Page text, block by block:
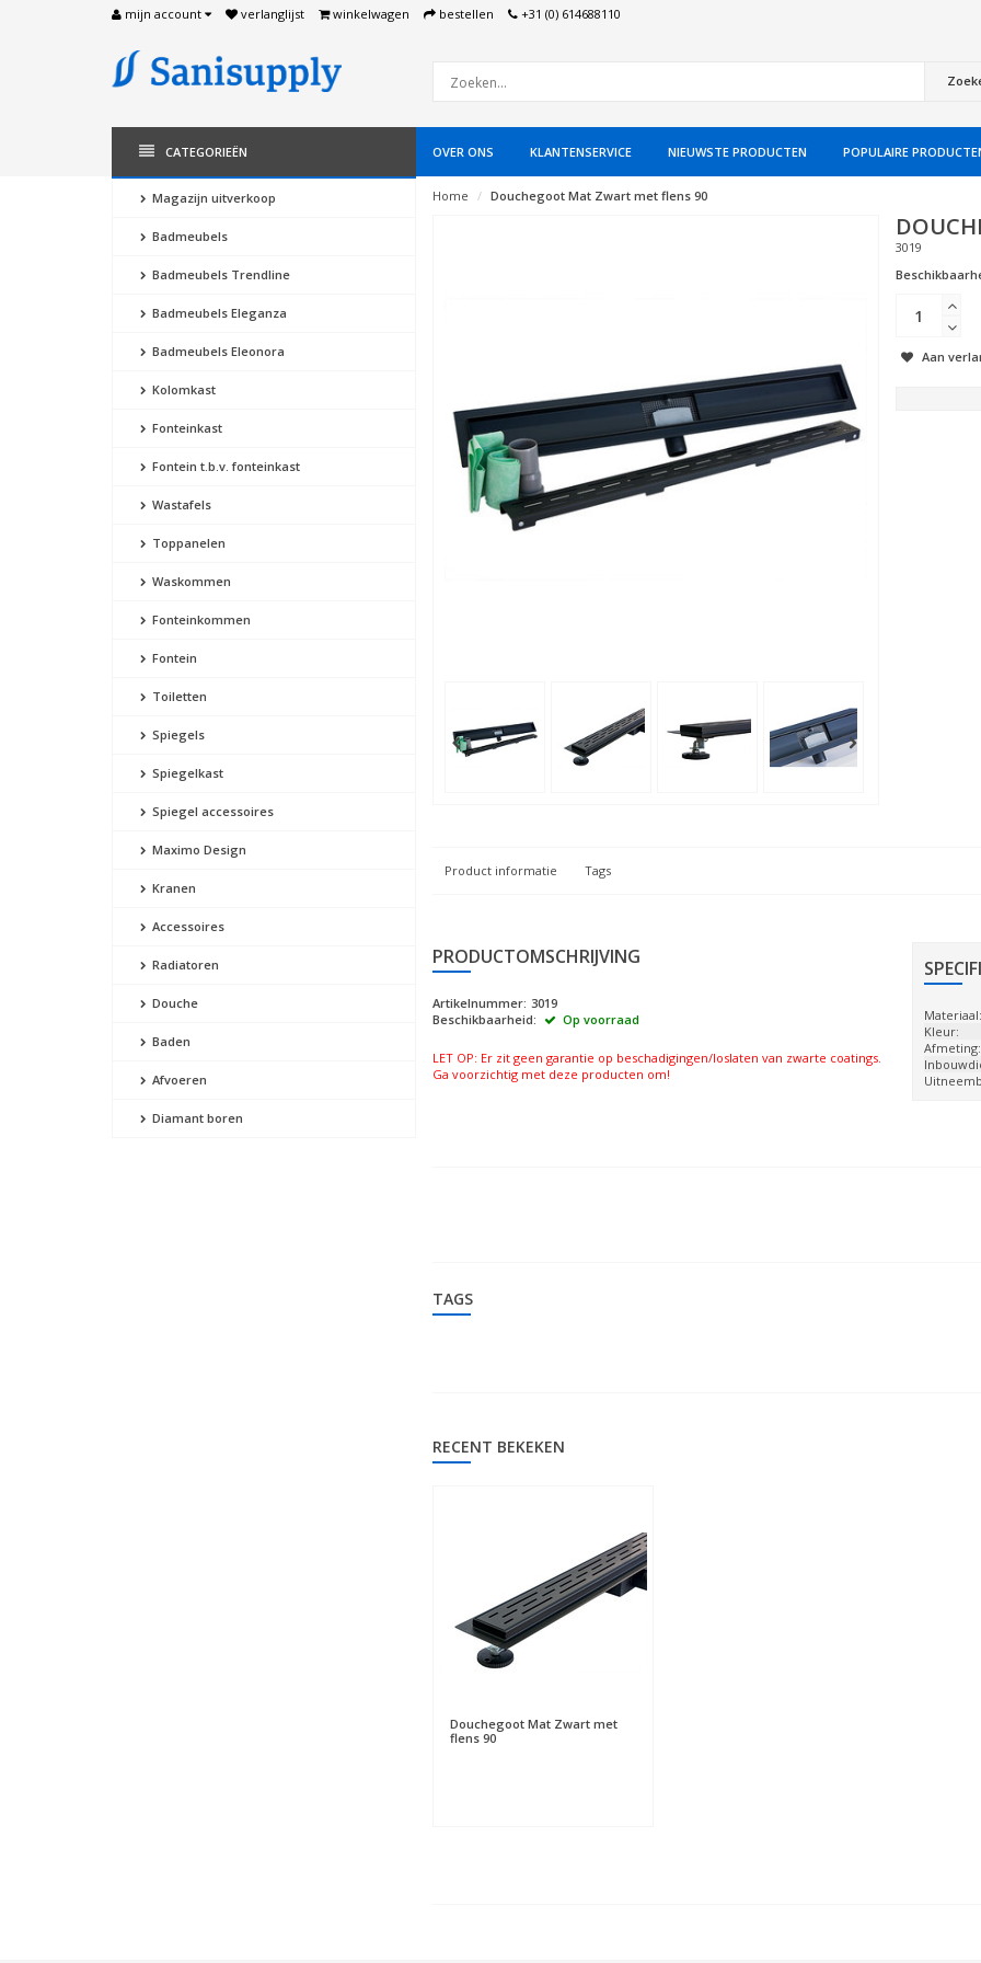
mijn account verlanglijst winkelwagen bestellen +31 (0) 614688110
CATEGORIEËN OVER ONS KLANTENSERVICE NIEUWSTE PRODUCTEN POPULAIRE
Magazijn uitverkoop
Badmeubels
Badmeubels Trendline
Badmeubels Eleganza
Badmeubels Eleonora
Kolomkast
Fonteinkast
Fontein t.b.v. fonteinkast
Wastafels
Toppanelen
Waskommen
Fonteinkommen
Fontein
Toiletten
Spiegels
Spiegelkast
Spiegel accessoires
Maximo Design
Kranen
Accessoires
Radiatoren
Douche
Baden
Afvoeren
Diamant boren
Home Douchegoot Mat Zwart met flens 90
3019
Aan
Product informatie Tags
PRODUCTOMSCHRIJVING
Artikelnummer: 3019
Beschikbaarheid:
Op voorraad
LET OP: Er zit geen garantie op beschadigingen/loslaten van zwarte coatings.
Ga voorzichtig met deze producten om!
Materiaal:
Kleur:
Afmeting:
TAGS
RECENT BEKEKEN
Douchegoot Mat Zwart met
flens 90